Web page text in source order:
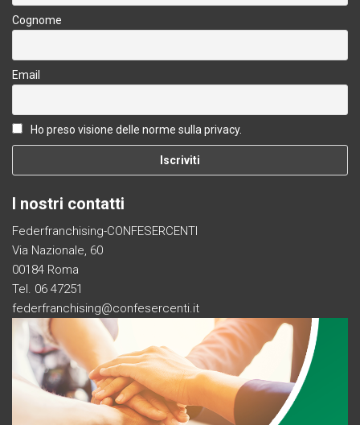
Cognome
Email
Ho preso visione delle norme sulla privacy.
I nostri contatti
Federfranchising-CONFESERCENTI
Via Nazionale, 60
00184 Roma
Tel. 06 47251
federfranchising@confesercenti.it